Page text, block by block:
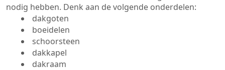
nodig hebben. Denk aan de volgende onderdelen:
dakgoten
boeidelen
schoorsteen
dakkapel
dakraam